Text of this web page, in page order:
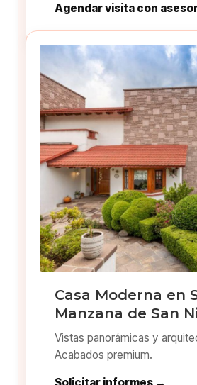
Agendar visita con
Casa Moderna en
Manzana de San
Vistas panorámicas y
Acabados premium.